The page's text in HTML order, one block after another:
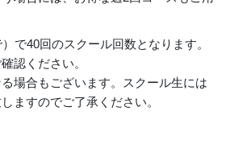
で40回のスクール回数となります。
認ください。
場合もございます。スクール生には
ますのでご了承ください。